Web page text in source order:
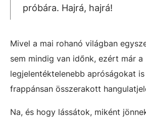
próbára. Hajrá, hajrá!
Mivel a mai rohanó világban
sem mindig van időnk, ezért már a
legjelentéktelenebb apróságokat
frappánsan összerakott
Na, és hogy lássátok, miként